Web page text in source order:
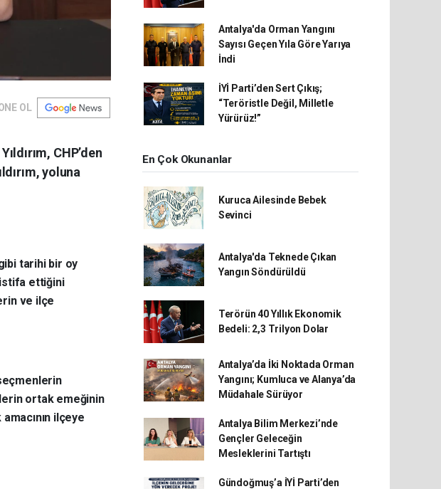
OL
CHP’den
yoluna
tarihi bir oy
istifa ettiğini
ve ilçe
ortak emeğinin
ilçeye
Antalya'da Orman Yangını
Sayısı Geçen Yıla Göre Yarıya
İndi
İYİ Parti’den Sert Çıkış;
“Teröristle Değil, Milletle
Yürürüz!”
En Çok Okunanlar
Kuruca Ailesinde Bebek
Sevinci
Antalya'da Teknede Çıkan
Yangın Söndürüldü
Terörün 40 Yıllık Ekonomik
Bedeli: 2,3 Trilyon Dolar
Antalya’da İki Noktada Orman
Yangını; Kumluca ve Alanya’da
Müdahale Sürüyor
Antalya Bilim Merkezi’nde
Gençler Geleceğin
Mesleklerini Tartıştı
Gündoğmuş’a İYİ Parti’den